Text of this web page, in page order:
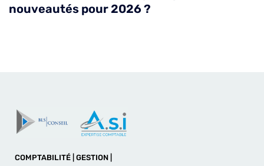
nouveautés pour 2026 ?
COMPTABILITÉ | GESTION |